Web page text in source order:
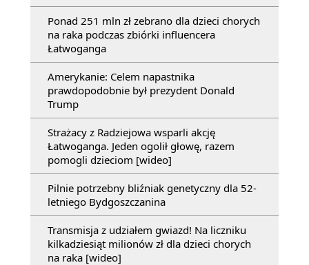
Ponad 251 mln zł zebrano dla dzieci chorych
na raka podczas zbiórki influencera
Łatwoganga
Amerykanie: Celem napastnika
prawdopodobnie był prezydent Donald
Trump
Strażacy z Radziejowa wsparli akcję
Łatwoganga. Jeden ogolił głowę, razem
pomogli dzieciom [wideo]
Pilnie potrzebny bliźniak genetyczny dla 52-
letniego Bydgoszczanina
Transmisja z udziałem gwiazd! Na liczniku
kilkadziesiąt milionów zł dla dzieci chorych
na raka [wideo]